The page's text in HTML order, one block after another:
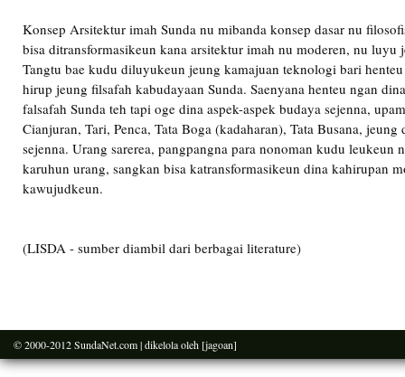
Konsep Arsitektur imah Sunda nu mibanda konsep dasar nu
bisa ditransformasikeun kana arsitektur imah nu moderen, nu luyu
Tangtu bae kudu diluyukeun jeung kamajuan teknologi bari
hirup jeung filsafah kabudayaan Sunda. Saenyana henteu ngan
falsafah Sunda teh tapi oge dina aspek-aspek budaya sejenna,
Cianjuran, Tari, Penca, Tata Boga (kadaharan), Tata Busana,
sejenna. Urang sarerea, pangpangna para nonoman kudu leukeun
karuhun urang, sangkan bisa katransformasikeun dina kahirupan
kawujudkeun.
(LISDA - sumber diambil dari berbagai literature)
© 2000-2012SundaNet.com| dikelola oleh [jagoan]